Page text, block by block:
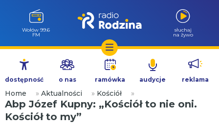
Przejdź
treści
Milicz 88.5
FM
słuchaj
na żywo
dostępność o nas ramówka audycje reklama
Home » Aktualności » Kościół »
Abp Józef Kupny: „Kościół to nie oni.
Kościół to my”